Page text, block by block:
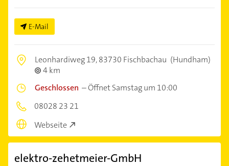
E-Mail
Leonhardiweg 19,83730 Fischbachau (Hundham)
4 km
Geschlossen –Öffnet Samstag um 10:00
08028 23 21
Webseite
elektro-zehetmeier-GmbH